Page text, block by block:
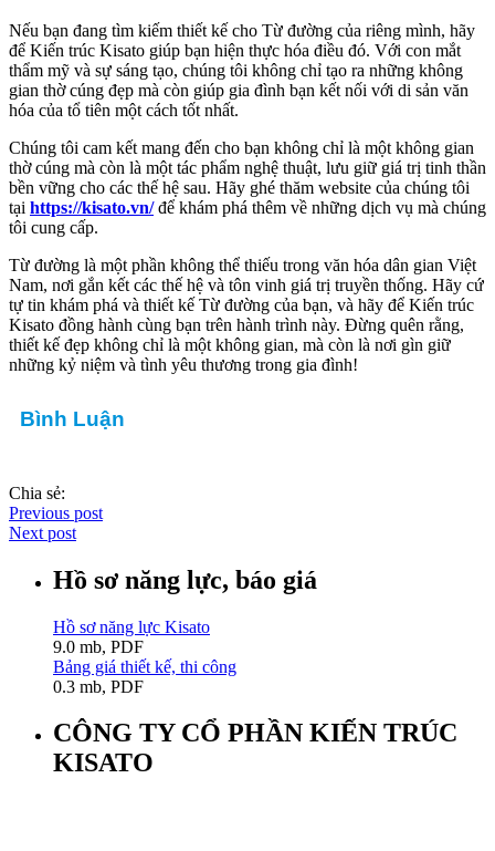
Nếu bạn đang tìm kiếm thiết kế cho Từ đường của riêng mình, hãy
để Kiến trúc Kisato giúp bạn hiện thực hóa điều đó. Với con mắt
thẩm mỹ và sự sáng tạo, chúng tôi không chỉ tạo ra những không
gian thờ cúng đẹp mà còn giúp gia đình bạn kết nối với di sản văn
hóa của tổ tiên một cách tốt nhất.
Chúng tôi cam kết mang đến cho bạn không chỉ là một không gian
thờ cúng mà còn là một tác phẩm nghệ thuật, lưu giữ giá trị tinh thần
bền vững cho các thế hệ sau. Hãy ghé thăm website của chúng tôi
tại https://kisato.vn/để khám phá thêm về những dịch vụ mà chúng
tôi cung cấp.
Từ đường là một phần không thể thiếu trong văn hóa dân gian Việt
Nam, nơi gắn kết các thế hệ và tôn vinh giá trị truyền thống. Hãy cứ
tự tin khám phá và thiết kế Từ đường của bạn, và hãy để Kiến trúc
Kisato đồng hành cùng bạn trên hành trình này. Đừng quên rằng,
thiết kế đẹp không chỉ là một không gian, mà còn là nơi gìn giữ
những kỷ niệm và tình yêu thương trong gia đình!
Bình Luận
Chia sẻ:
Previous post
Next post
Hồ sơ năng lực, báo giá
Hồ sơ năng lực Kisato
9.0 mb, PDF
Bảng giá thiết kế, thi công
0.3 mb, PDF
CÔNG TY CỔ PHẦN KIẾN TRÚC
KISATO